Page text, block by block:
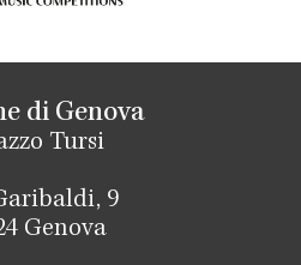
di Genova
Tursi
9
Genova